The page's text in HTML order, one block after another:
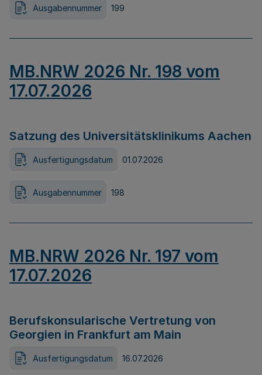
Ausgabennummer 199
MB.NRW 2026 Nr. 198 vom
17.07.2026
Satzung des Universitätsklinikums Aachen
Ausfertigungsdatum 01.07.2026
Ausgabennummer 198
MB.NRW 2026 Nr. 197 vom
17.07.2026
Berufskonsularische Vertretung von
Georgien in Frankfurt am Main
Ausfertigungsdatum 16.07.2026